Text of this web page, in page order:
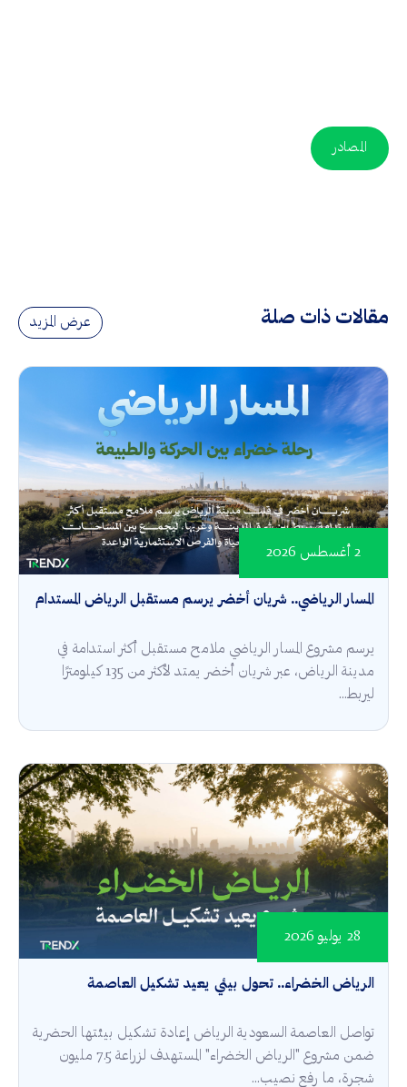
المصادر
مقالات ذات صلة عرض المزيد
المسار الرياضي.. شريان أخضر يرسم مستقبل الرياض المستدام
2 أغسطس 2026
يرسم مشروع المسار الرياضي ملامح مستقبل أكثر استدامة في
مدينة الرياض، عبر شريان أخضر يمتد لأكثر من 135 كيلومترًا
ليربط...
الرياض الخضراء.. تحول بيئي يعيد تشكيل العاصمة
28 يوليو 2026
تواصل العاصمة السعودية الرياض إعادة تشكيل بيئتها الحضرية
ضمن مشروع "الرياض الخضراء" المستهدف لزراعة 7.5 مليون
شجرة، ما رفع نصيب...